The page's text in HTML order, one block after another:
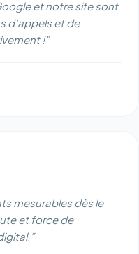
et notre site sont
d'appels et de
!”
mesurables dès le
et force de
”